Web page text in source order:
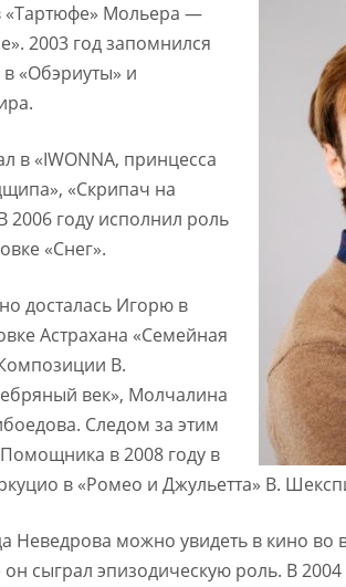
«Тартюфе» Мольера —
2003 год запомнился
«Обэриуты» и
в «IWONNA, принцесса
«Cкрипач на
2006 году исполнил роль
«Снег».
досталась Игорю в
Астрахана «Семейная
В.
век», Молчалина
Следом за этим
в 2008 году в
в «Ромео и Джульетта» В.
Неведрова можно увидеть в кино во
он сыграл эпизодическую роль. В